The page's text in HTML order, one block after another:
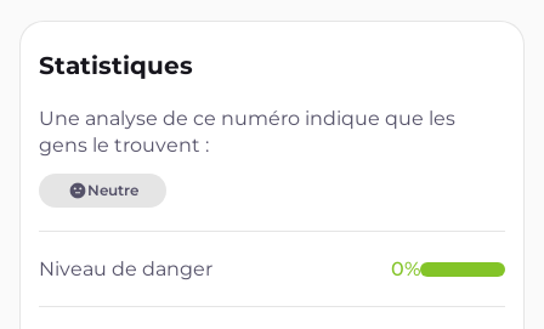
Statistiques
Une analyse de ce numéro indique que les
gens le trouvent :
Neutre
Niveau de danger 0%